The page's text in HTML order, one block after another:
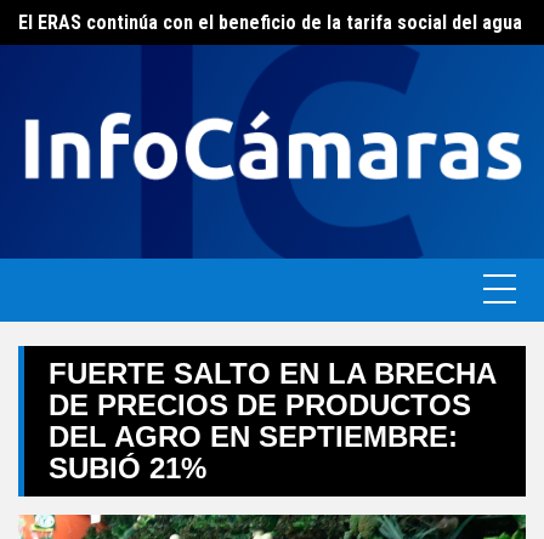
Skip
to
El ERAS continúa con el beneficio de la tarifa social del agua
FUERTE SALTO EN LA BRECHA
DE PRECIOS DE PRODUCTOS
DEL AGRO EN SEPTIEMBRE:
SUBIÓ 21%